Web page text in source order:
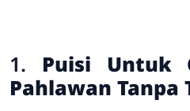
1. Puisi Untuk
Pahlawan Tanpa